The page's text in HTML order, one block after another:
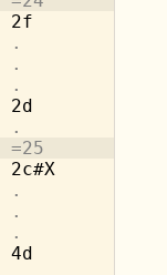
2f
.
.
.           .
2d
.
2a
.           .
.           .
.           .
4d          2r